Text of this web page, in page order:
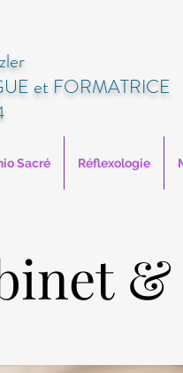
et FORMATRICE
Sacré Réflexologie